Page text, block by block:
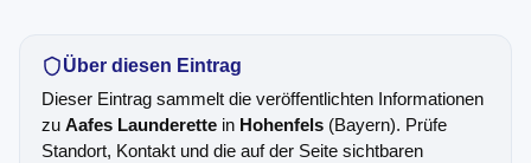
Über diesen Eintrag
Dieser Eintrag sammelt die veröffentlichten Informationen
zu Aafes Launderette in Hohenfels (Bayern). Prüfe
Standort, Kontakt und die auf der Seite sichtbaren